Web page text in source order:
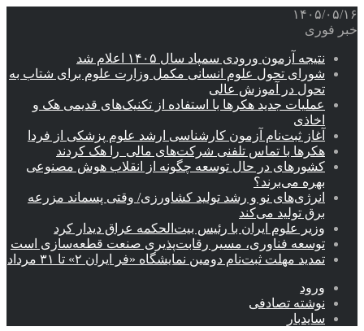
۱۴۰۵/۰۵/۱۶
خبر فوری
نتیجه آزمون ورودی سمپاد سال ۱۴۰۵ اعلام شد
شورای تحول علوم انسانی مکمل وزارت علوم برای شتاب به
تحول در آموزش عالی
عملیات جدید هکرها با استفاده از تکنیک‌های قدیمی هک و
اخاذی
آغاز ثبت‌نام‌ آزمون کارشناسی ارشد علوم پزشکی از فردا
هکرها با تماس تلفنی شرکت‌های مالی را هک کردند
کشورهای در حال توسعه چگونه از انقلاب هوش مصنوعی
بهره می‌برند؟
انرژی‌های نو و رشد تولید کشاورزی/ وقتی پسماند مزرعه‌
برق تولید می‌کند
وزیر علوم ایران با رئیس بیت‌الحکمه عراق دیدار کرد
توسعه فناوری، مسیر رقابت‌پذیری صنعت قطعه‌سازی است
تمدید مهلت ثبت‌نام دومین نمایشگاه «فر ایران ۲» تا ۳۱ مرداد
ورود
نوشته تصادفی
سایدبار